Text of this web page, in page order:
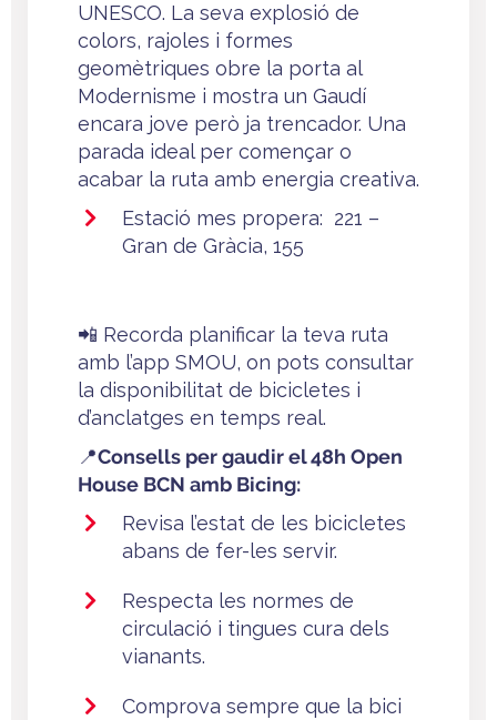
UNESCO. La seva explosió de
colors, rajoles i formes
geomètriques obre la porta al
Modernisme i mostra un Gaudí
encara jove però ja trencador. Una
parada ideal per començar o
acabar la ruta amb energia creativa.
Estació mes propera: 221 –
Gran de Gràcia, 155
📲 Recorda planificar la teva ruta
amb l’app SMOU, on pots consultar
la disponibilitat de bicicletes i
d’anclatges en temps real.
📍Consells per gaudir el 48h Open
House BCN amb Bicing:
Revisa l’estat de les bicicletes
abans de fer-les servir.
Respecta les normes de
circulació i tingues cura dels
vianants.
Comprova sempre que la bici